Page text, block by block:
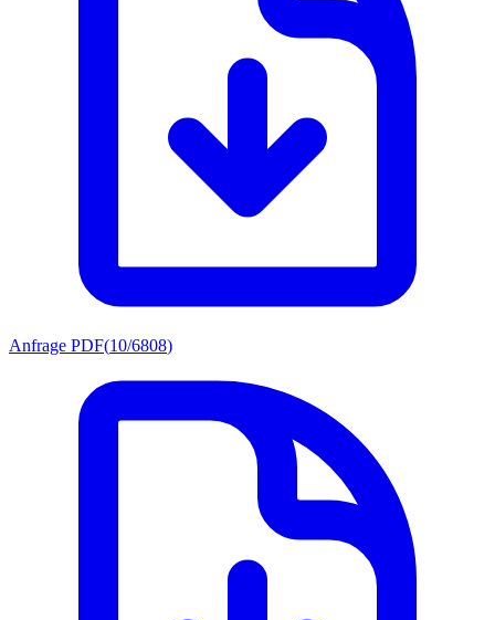
Anfrage PDF(10/6808)